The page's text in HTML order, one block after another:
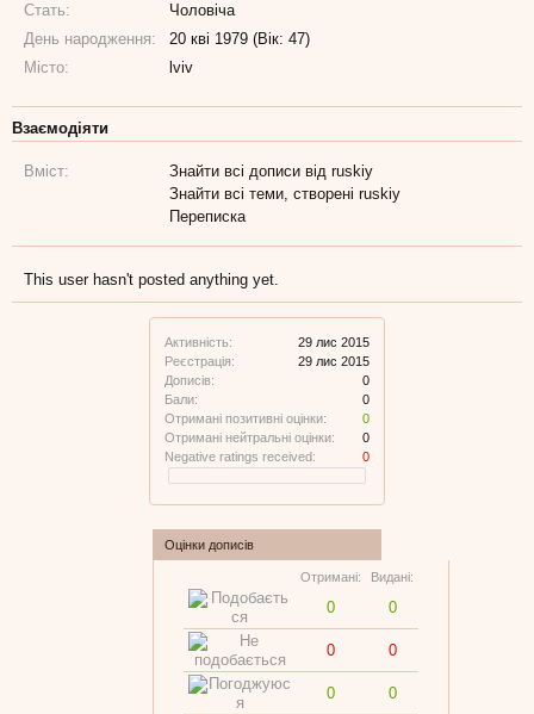
Активність:
29 лис 2015
Реєстрація:
29 лис 2015
Дописів:
0
Бали:
0
Отримані позитивні оцінки:
0
Отримані нейтральні оцінки:
0
Negative ratings received:
0
Оцінки дописів
Отримані: Видані:
0 0
0 0
0 0
Стать:
Чоловіча
День народження:
20 кві 1979 (Вік: 47)
Місто:
lviv
Взаємодіяти
Вміст:
Знайти всі дописи від ruskiy
Знайти всі теми, створені ruskiy
Переписка
This user hasn't posted anything yet.